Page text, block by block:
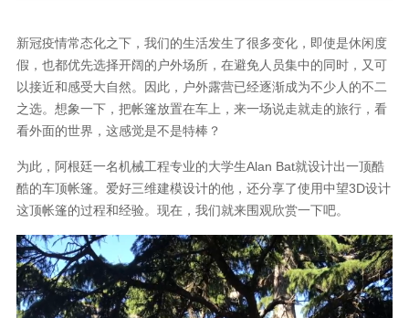
新冠疫情常态化之下，我们的生活发生了很多变化，即使是休闲度
假，也都优先选择开阔的户外场所，在避免人员集中的同时，又可
以接近和感受大自然。因此，户外露营已经逐渐成为不少人的不二
之选。想象一下，把帐篷放置在车上，来一场说走就走的旅行，看
看外面的世界，这感觉是不是特棒？
为此，阿根廷一名机械工程专业的大学生Alan Bat就设计出一顶酷
酷的车顶帐篷。爱好三维建模设计的他，还分享了使用中望3D设计
这顶帐篷的过程和经验。现在，我们就来围观欣赏一下吧。